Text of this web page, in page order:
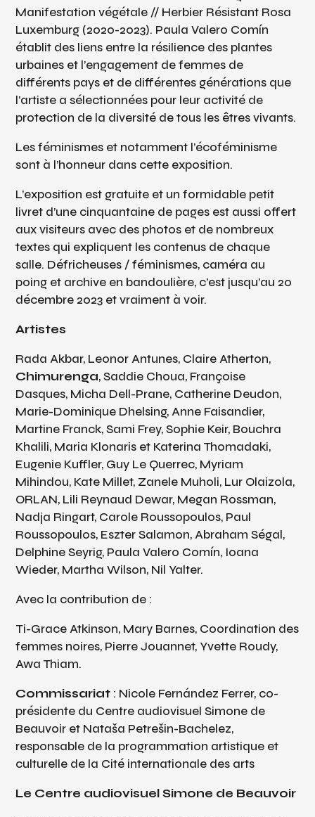
Manifestation végétale // Herbier Résistant Rosa
Luxemburg (2020-2023). Paula Valero Comín
établit des liens entre la résilience des plantes
urbaines et l’engagement de femmes de
différents pays et de différentes générations que
l’artiste a sélectionnées pour leur activité de
protection de la diversité de tous les êtres vivants.
Les féminismes et notamment l’écoféminisme
sont à l’honneur dans cette exposition.
L’exposition est gratuite et un formidable petit
livret d’une cinquantaine de pages est aussi offert
aux visiteurs avec des photos et de nombreux
textes qui expliquent les contenus de chaque
salle. Défricheuses / féminismes, caméra au
poing et archive en bandoulière, c’est jusqu’au 20
décembre 2023 et vraiment à voir.
Artistes
Rada Akbar, Leonor Antunes, Claire Atherton,
Chimurenga, Saddie Choua, Françoise
Dasques, Micha Dell-Prane, Catherine Deudon,
Marie-Dominique Dhelsing, Anne Faisandier,
Martine Franck, Sami Frey, Sophie Keir, Bouchra
Khalili, Maria Klonaris et Katerina Thomadaki,
Eugenie Kuffler, Guy Le Querrec, Myriam
Mihindou, Kate Millet, Zanele Muholi, Lur Olaizola,
ORLAN, Lili Reynaud Dewar, Megan Rossman,
Nadja Ringart, Carole Roussopoulos, Paul
Roussopoulos, Eszter Salamon, Abraham Ségal,
Delphine Seyrig, Paula Valero Comín, Ioana
Wieder, Martha Wilson, Nil Yalter.
Avec la contribution de :
Ti-Grace Atkinson, Mary Barnes, Coordination des
femmes noires, Pierre Jouannet, Yvette Roudy,
Awa Thiam.
Commissariat : Nicole Fernández Ferrer, co-
présidente du Centre audiovisuel Simone de
Beauvoir et Nataša Petrešin-Bachelez,
responsable de la programmation artistique et
culturelle de la Cité internationale des arts
Le Centre audiovisuel Simone de Beauvoir